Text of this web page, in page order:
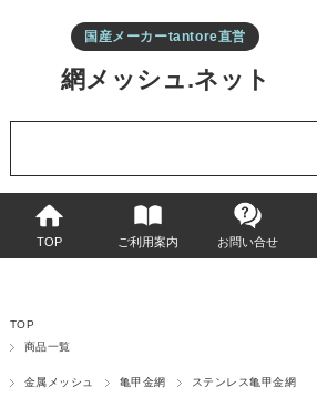
網メッシュ.ネット
国産メーカーtantore直営
TOP ご利用案内 お問い合せ
TOP
商品一覧
金属メッシュ 亀甲金網 ステンレス亀甲金網